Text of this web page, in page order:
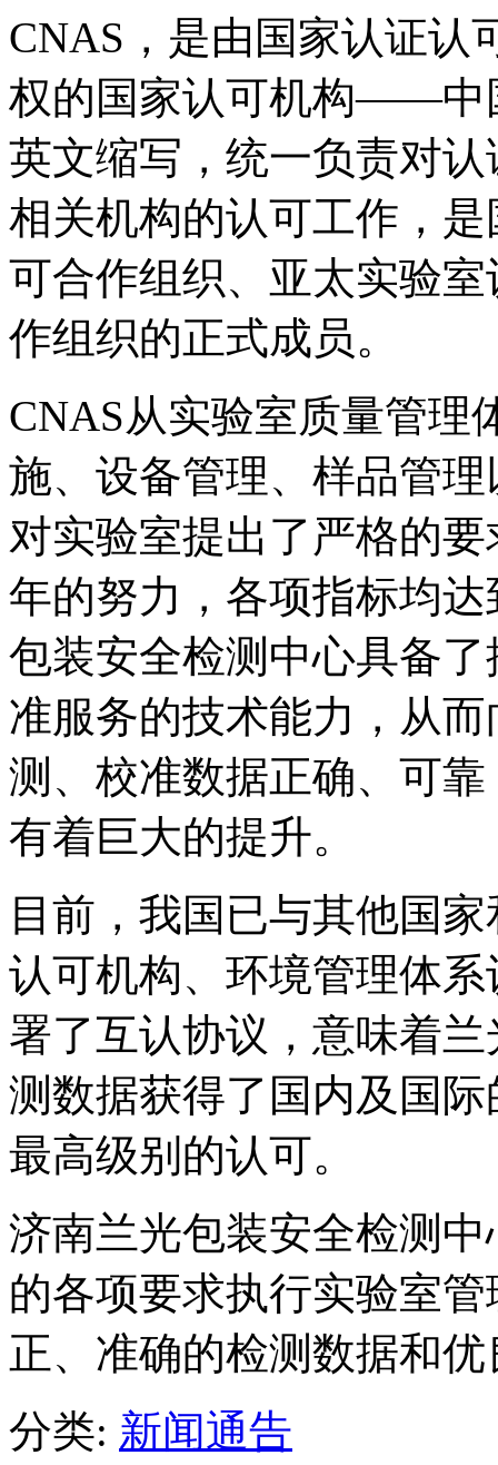
CNAS，是由国家认证认
权的国家认可机构——中
英文缩写，统一负责对
相关机构的认可工作，
可合作组织、亚太实验
作组织的正式成员。
CNAS从实验室质量管理
施、设备管理、样品管
对实验室提出了严格的
年的努力，各项指标均
包装安全检测中心具备
准服务的技术能力，从
测、校准数据正确、可
有着巨大的提升。
目前，我国已与其他国
认可机构、环境管理体
署了互认协议，意味着
测数据获得了国内及国
最高级别的认可。
济南兰光包装安全检测
的各项要求执行实验室
正、准确的检测数据和
分类: 新闻通告